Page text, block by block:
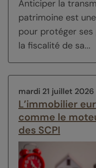
Anticiper la
patrimoine est
pour protéger
la fiscalité de sa...
mardi 21 juillet 2026
L’immobilier
comme le
des SCPI